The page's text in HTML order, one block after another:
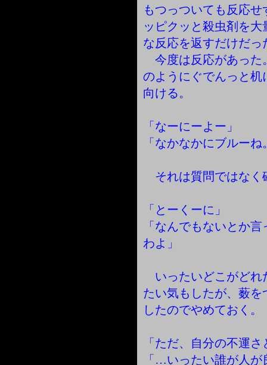
もつっついても反応
ッピクッと殺虫剤を
な反応を返すだけだっ
今度は反応があった
のようにぐでんっと
向ける。
「なーにーよー」
「なかなかにブルー
それは質問ではなく
「とーくーに」
「なんでもないとか
わよ」
いったいどこがどれ
たい気もしたが、薮
したのでやめておく。
「ただ、自分の不運
「…いったい誰が人が